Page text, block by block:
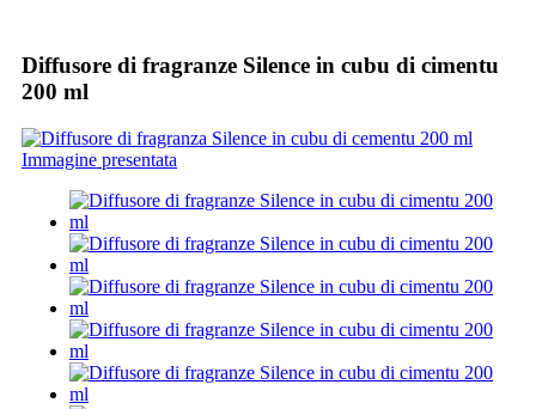
Diffusore di fragranze Silence in cubu di cimentu
200 ml